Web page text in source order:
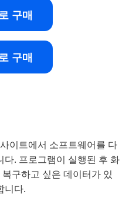
구매
구매
이트에서 소프트웨어를 다
. 프로그램이 실행된 후 화
구하고 싶은 데이터가 있
니다.